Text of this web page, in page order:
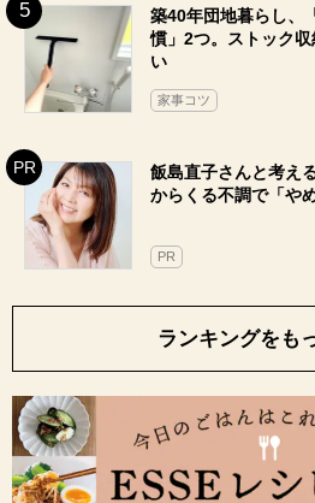
築40年団地暮らし、
慣」2つ。ストック
い
家事コツ
飯島直子さんと考え
からくる不調で「や
PR
ランキングをも